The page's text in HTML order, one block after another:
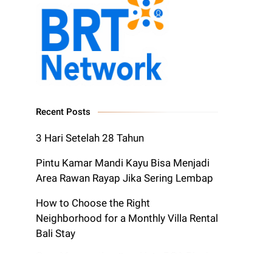
Recent Posts
3 Hari Setelah 28 Tahun
Pintu Kamar Mandi Kayu Bisa Menjadi
Area Rawan Rayap Jika Sering Lembap
How to Choose the Right
Neighborhood for a Monthly Villa Rental
Bali Stay